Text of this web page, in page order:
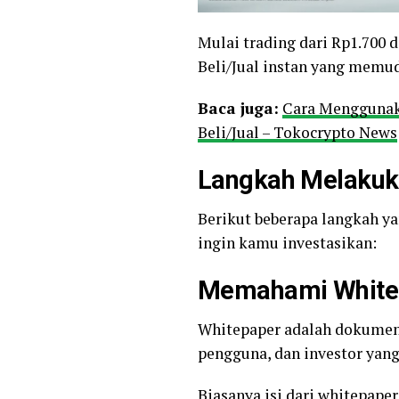
Mulai trading dari Rp1.700
Beli/Jual instan yang
Baca juga: Cara
Beli/Jual – Tokocrypto News
Langkah
Berikut beberapa langkah
ingin kamu investasikan:
Memahami
Whitepaper adalah
pengguna, dan investor